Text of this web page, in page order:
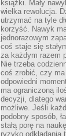
książki. Mały
wielka rewolucja.
utrzymać na tyle
korzyść. Nawyk
jednorazowym
coś staje się
za każdym razem
Nie trzeba
coś zrobić, czy
odpowiedni
ma ograniczoną
decyzji, dlatego
możliwe. Jeśli
podobny sposób,
stałą porę na
ryzyko